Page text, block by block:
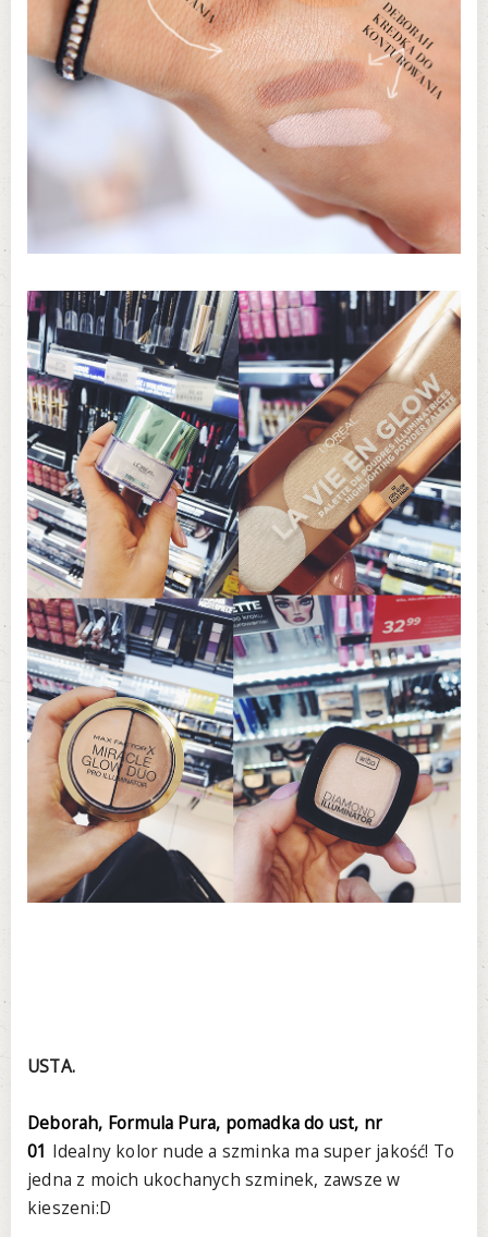
USTA.
Deborah, Formula Pura, pomadka do ust, nr
01 Idealny kolor nude a szminka ma super jakość! To
jedna z moich ukochanych szminek, zawsze w
kieszeni:D